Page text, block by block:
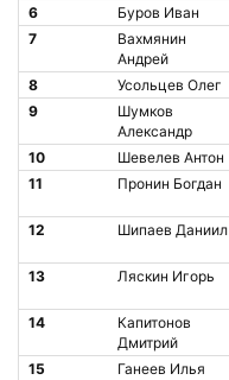
6
Буров Иван
7
Вахмянин
Андрей
8 Усольцев Олег
9
Шумков
Александр
10 Шевелев Антон
11
Пронин Богдан
12 Шипаев Даниил
13 Ляскин Игорь
14
Капитонов
Дмитрий
15 Ганеев Илья